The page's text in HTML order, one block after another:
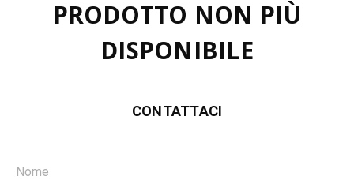
PRODOTTO NON PIÙ
DISPONIBILE
CONTATTACI
Nome